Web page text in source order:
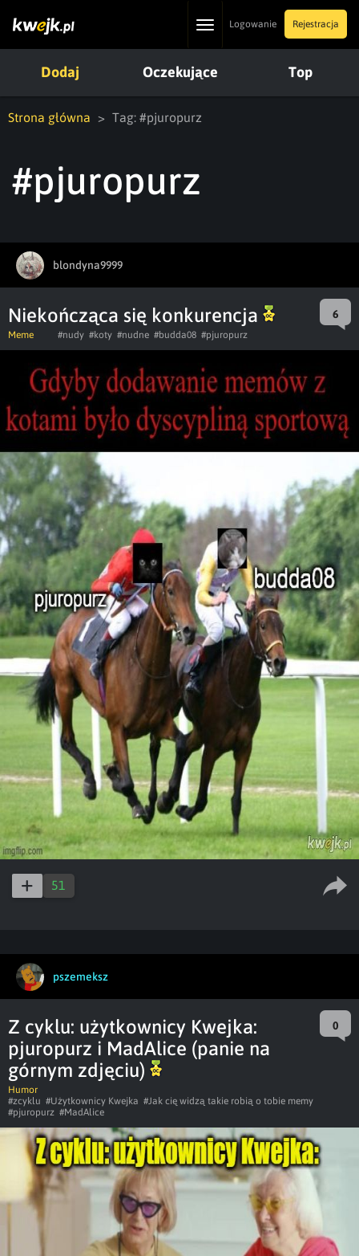
ToggleLogowanie Rejestracja
Dodaj Oczekujące Top
Strona główna Tag: #pjuropurz
#pjuropurz
blondyna9999
Niekończąca się konkurencja 6
Meme #nudy #koty #nudne #budda08 #pjuropurz
51
pszemeksz
Z cyklu: użytkownicy Kwejka:
pjuropurz i MadAlice (panie na
górnym zdjęciu)
0
Humor
#zcyklu #Użytkownicy Kwejka #Jak cię widzą takie robią o tobie memy
#pjuropurz #MadAlice